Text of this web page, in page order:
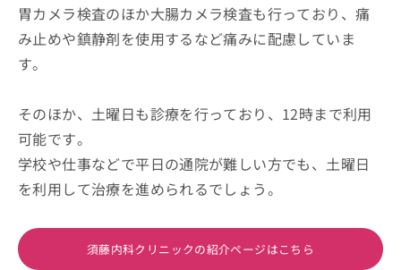
胃カメラ検査のほか大腸カメラ検査も行っており、痛
み止めや鎮静剤を使用するなど痛みに配慮していま
す。
そのほか、土曜日も診療を行っており、12時まで利用
可能です。
学校や仕事などで平日の通院が難しい方でも、土曜日
を利用して治療を進められるでしょう。
須藤内科クリニックの紹介ページはこちら